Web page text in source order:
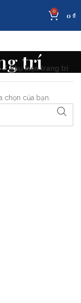
0 0 ₫
trí
Phụ kiện trang trí
chọn của bạn.